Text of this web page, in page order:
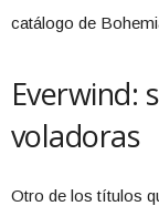
catálogo de
Everwind:
voladoras
Otro de los títulos